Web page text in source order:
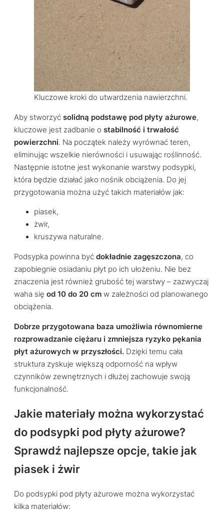
Kluczowe kroki do utwardzenia nawierzchni.
Aby stworzyć solidną podstawę pod płyty ażurowe,
kluczowe jest zadbanie o stabilność i trwałość
powierzchni. Na początek należy wyrównać teren,
eliminując wszelkie nierówności i usuwając roślinność.
Następnie istotne jest wykonanie warstwy podsypki,
która będzie działać jako nośnik obciążenia. Do jej
przygotowania można użyć takich materiałów jak:
piasek,
żwir,
kruszywa naturalne.
Podsypka powinna być dokładnie zagęszczona, co
zapobiegnie osiadaniu płyt po ich ułożeniu. Nie bez
znaczenia jest również grubość tej warstwy – zazwyczaj
waha się od 10 do 20 cm w zależności od planowanego
obciążenia.
Dobrze przygotowana baza umożliwia równomierne
rozprowadzanie ciężaru i zmniejsza ryzyko pękania
płyt ażurowych w przyszłości. Dzięki temu cała
struktura zyskuje większą odporność na wpływ
czynników zewnętrznych i dłużej zachowuje swoją
funkcjonalność.
Jakie materiały można wykorzystać
do podsypki pod płyty ażurowe?
Sprawdź najlepsze opcje, takie jak
piasek i żwir
Do podsypki pod płyty ażurowe można wykorzystać
kilka materiałów: